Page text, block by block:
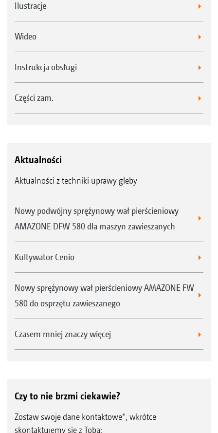
Ilustracje
Wideo
Instrukcja obsługi
Części zam.
Aktualności
Aktualności z techniki uprawy gleby
Nowy podwójny sprężynowy wał pierścieniowy
AMAZONE DFW 580 dla maszyn zawieszanych
Kultywator Cenio
Nowy sprężynowy wał pierścieniowy AMAZONE FW
580 do osprzętu zawieszanego
Czasem mniej znaczy więcej
Czy to nie brzmi ciekawie?
Zostaw swoje dane kontaktowe*, wkrótce
skontaktujemy się z Tobą: